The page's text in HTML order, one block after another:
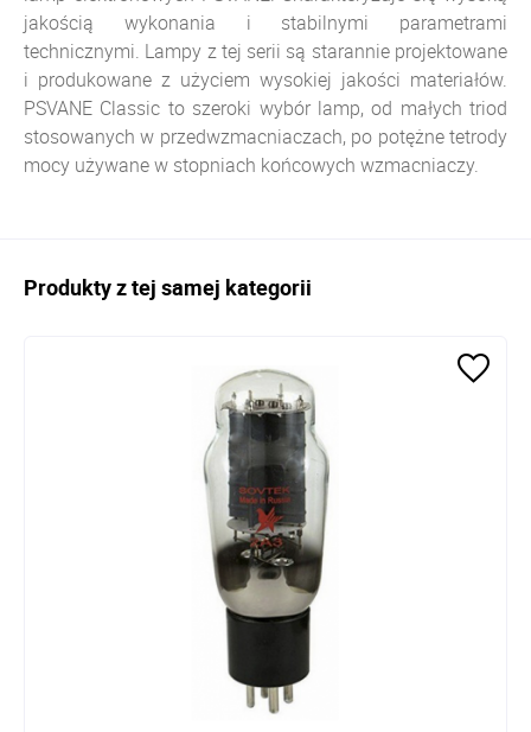
jakością wykonania i stabilnymi parametrami
technicznymi. Lampy z tej serii są starannie projektowane
i produkowane z użyciem wysokiej jakości materiałów.
PSVANE Classic to szeroki wybór lamp, od małych triod
stosowanych w przedwzmacniaczach, po potężne tetrody
mocy używane w stopniach końcowych wzmacniaczy.
Produkty z tej samej kategorii